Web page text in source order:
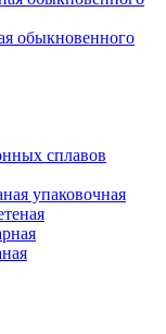
обыкновенного
сплавов
упаковочная